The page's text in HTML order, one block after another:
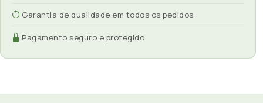
Garantia de qualidade em todos os pedidos
Pagamento seguro e protegido